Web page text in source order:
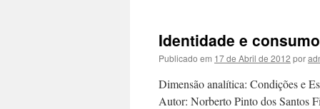
Identidade e
Publicado em 17 de Abril de 2012 por
Dimensão analítica: Condições e
Autor: Norberto Pinto dos Santos